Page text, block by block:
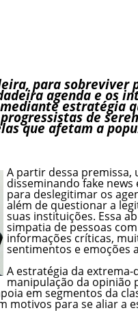
para sobreviver
agenda e os
estratégia
de
que afetam a
A partir dessa
disseminando fake news
para deslegitimar os
além de questionar a
suas instituições. Essa
simpatia de pessoas
informações críticas,
sentimentos e emoções
A estratégia da
manipulação da opinião
em segmentos da
motivos para se aliar a